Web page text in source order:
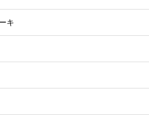
キ